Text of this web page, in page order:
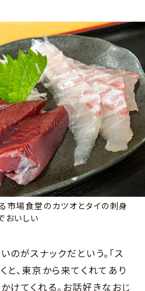
市場食堂のカツオとタイの刺身
おいしい
がスナックだという。「ス
、東京から来てくれてあり
けてくれる。お話好きなおじ